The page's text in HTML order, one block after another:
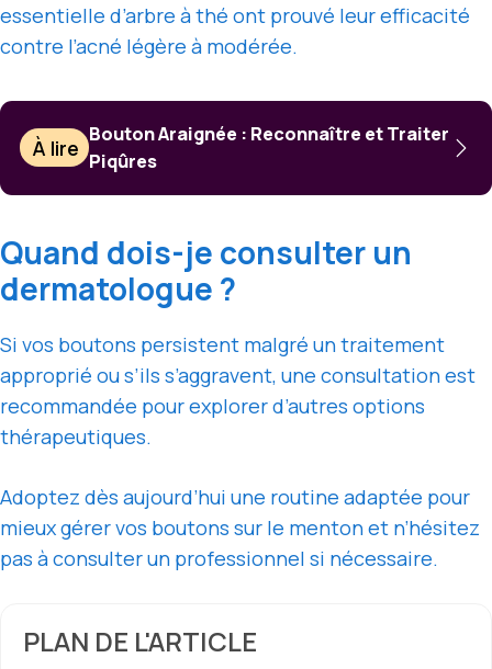
essentielle d’arbre à thé ont prouvé leur efficacité
contre l’acné légère à modérée.
À lire
Bouton Araignée : Reconnaître et Traiter
Piqûres
Quand dois-je consulter un
dermatologue ?
Si vos boutons persistent malgré un traitement
approprié ou s’ils s’aggravent, une consultation est
recommandée pour explorer d’autres options
thérapeutiques.
Adoptez dès aujourd’hui une routine adaptée pour
mieux gérer vos boutons sur le menton et n’hésitez
pas à consulter un professionnel si nécessaire.
PLAN DE L'ARTICLE